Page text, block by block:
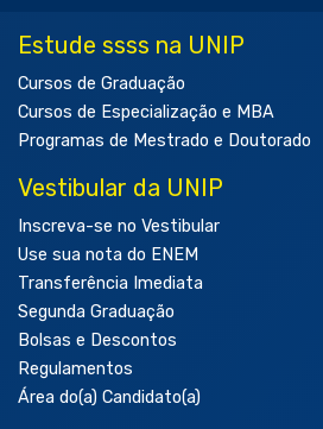
Estude ssss na UNIP
Cursos de Graduação
Cursos de Especialização e MBA
Programas de Mestrado e Doutorado
Vestibular da UNIP
Inscreva-se no Vestibular
Use sua nota do ENEM
Transferência Imediata
Segunda Graduação
Bolsas e Descontos
Regulamentos
Área do(a) Candidato(a)